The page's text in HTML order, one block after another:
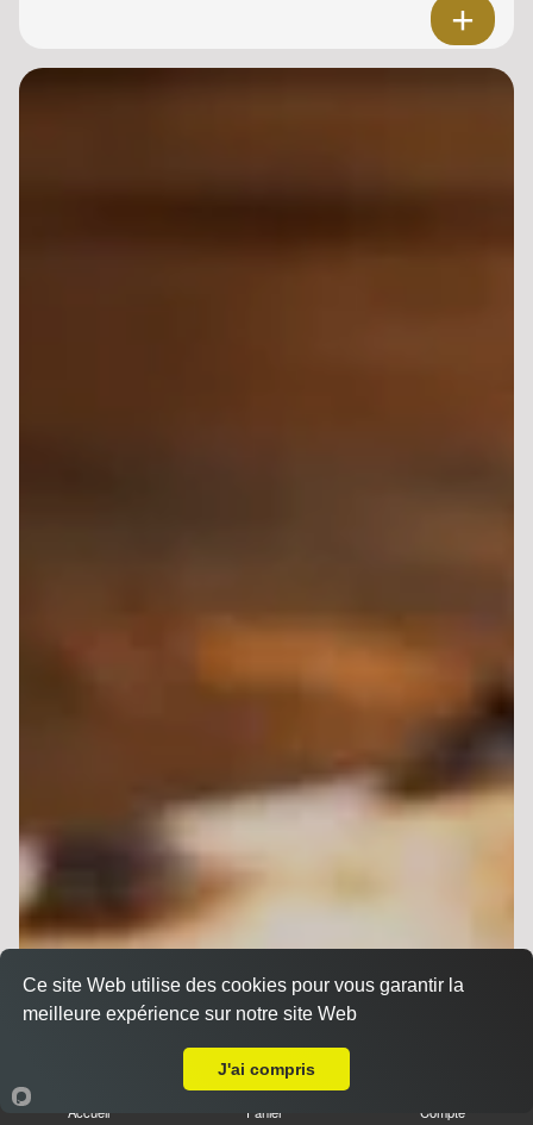
Accueil Panier Compte
Ce site Web utilise des cookies pour vous garantir la
meilleure expérience sur notre site Web
J'ai compris